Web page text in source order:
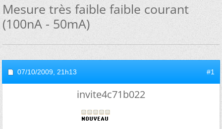
Mesure très faible faible courant
(100nA - 50mA)
07/10/2009, 21h13 #1
invite4c71b022